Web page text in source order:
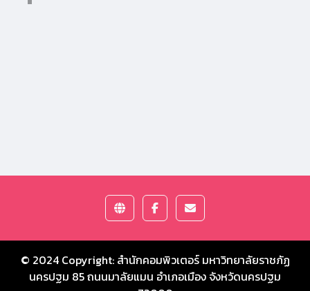
© 2024 Copyright: สำนักคอมพิวเตอร์ มหาวิทยาลัยราชภัฏ
นครปฐม 85 ถนนมาลัยแมน อำเภอเมือง จังหวัดนครปฐม